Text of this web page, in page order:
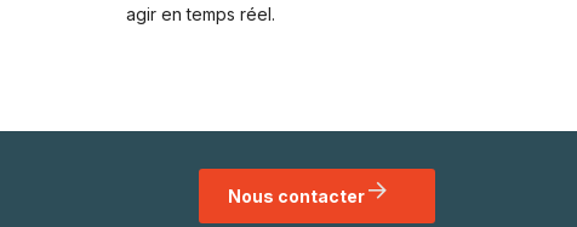
agir en temps réel​.
Nous contacter